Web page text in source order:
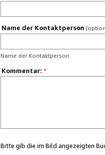
Name der Kontaktperson
Name der Kontaktperson
Kommentar: *
Bitte gib die im Bild angezeigten